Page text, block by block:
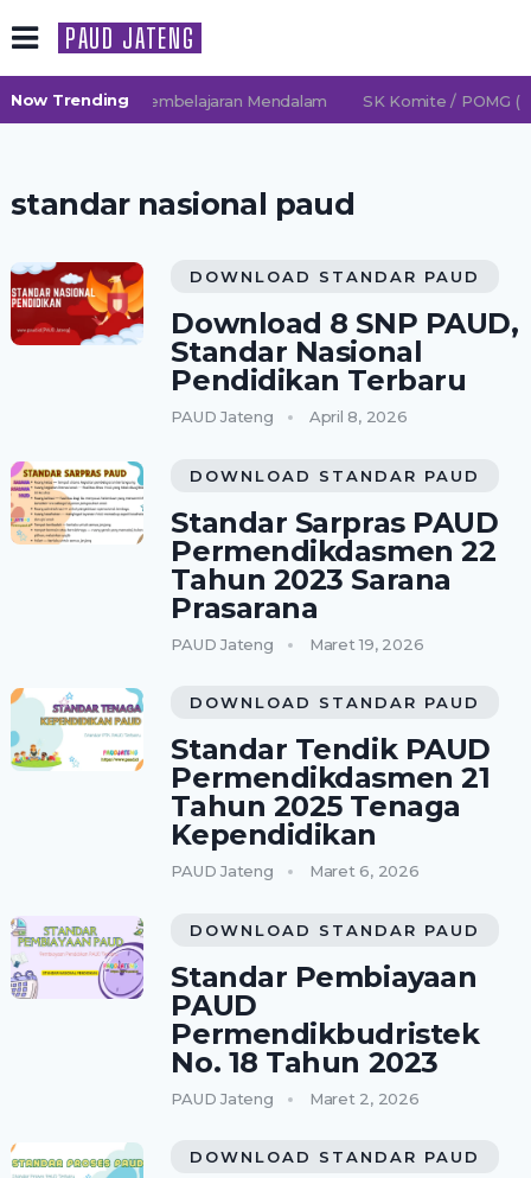
PAUD JATENG
Now Trending
2026/2027 TK Pembelajaran Mendalam SK Komite / POMG
standar nasional paud
DOWNLOAD STANDAR PAUD
Download 8 SNP PAUD,
Standar Nasional
Pendidikan Terbaru
PAUD Jateng April 8, 2026
DOWNLOAD STANDAR PAUD
Standar Sarpras PAUD
Permendikdasmen 22
Tahun 2023 Sarana
Prasarana
PAUD Jateng Maret 19, 2026
DOWNLOAD STANDAR PAUD
Standar Tendik PAUD
Permendikdasmen 21
Tahun 2025 Tenaga
Kependidikan
PAUD Jateng Maret 6, 2026
DOWNLOAD STANDAR PAUD
Standar Pembiayaan
PAUD
Permendikbudristek
No. 18 Tahun 2023
PAUD Jateng Maret 2, 2026
DOWNLOAD STANDAR PAUD